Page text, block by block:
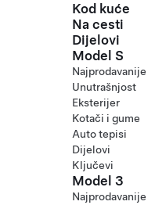
Prijeđite na glavni sadržaj
Kod kuće
Na cesti
Dijelovi
Model S
Najprodavanije
Unutrašnjost
Eksterijer
Kotači i gume
Auto tepisi
Dijelovi
Ključevi
Model 3
Najprodavanije